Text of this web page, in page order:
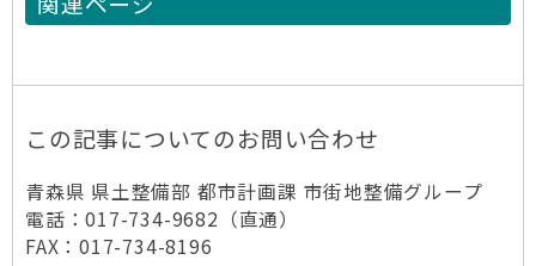
この記事についてのお問い合わせ
青森県 県土整備部 都市計画課 市街地整備グループ
電話：017-734-9682（直通）
FAX：017-734-8196